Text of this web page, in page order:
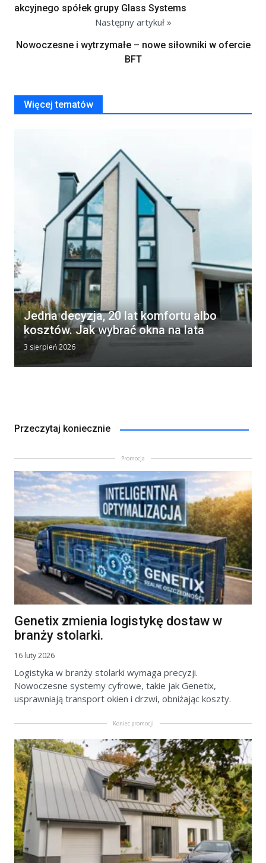
akcyjnego spółek grupy Glass Systems
Następny artykuł »
Nowoczesne i wytrzymałe – nowe siłowniki w ofercie
BFT
Więcej tematów
Jedna decyzja, 20 lat komfortu albo
kosztów. Jak wybrać okna na lata
3 sierpień 2026
Przeczytaj koniecznie
Promocja
Genetix zmienia logistykę dostaw w
branży stolarki.
16 luty 2026
Logistyka w branży stolarki wymaga precyzji.
Nowoczesne systemy cyfrowe, takie jak Genetix,
usprawniają transport okien i drzwi, obniżając koszty.
Koniec promocji